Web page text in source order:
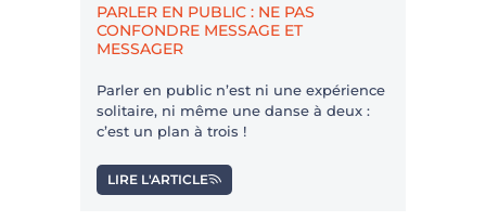
PARLER EN PUBLIC : NE PAS
CONFONDRE MESSAGE ET
MESSAGER
Parler en public n’est ni une expérience
solitaire, ni même une danse à deux :
c’est un plan à trois !
LIRE L'ARTICLE